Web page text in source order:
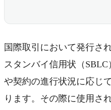
国際取引において発行さ
スタンバイ信用状（SBLC
や契約の進行状況に応じ
ります。その際に使用さ